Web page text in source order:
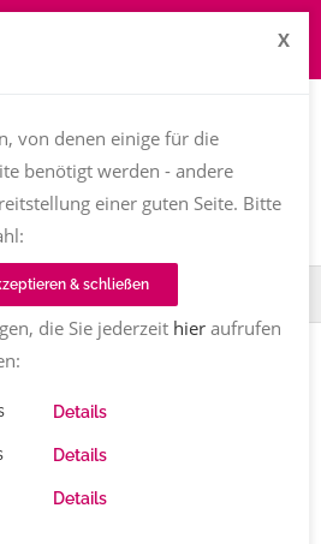
Textinen Tina Pruschmann
X
von denen einige für die
benötigt werden - andere
einer guten Seite. Bitte
& schließen
die Sie jederzeit hieraufrufen
Details
Details
Details